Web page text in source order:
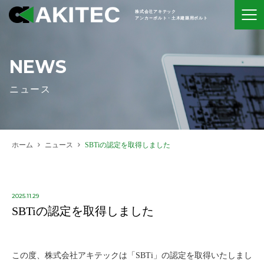
株式会社アキテック
アンカーボルト・土木建築用ボルト
NEWS
ニュース
ホーム ニュース SBTiの認定を取得しました
2025.11.29
SBTiの認定を取得しました
この度、株式会社アキテックは「SBTi」の認定を取得いたしまし